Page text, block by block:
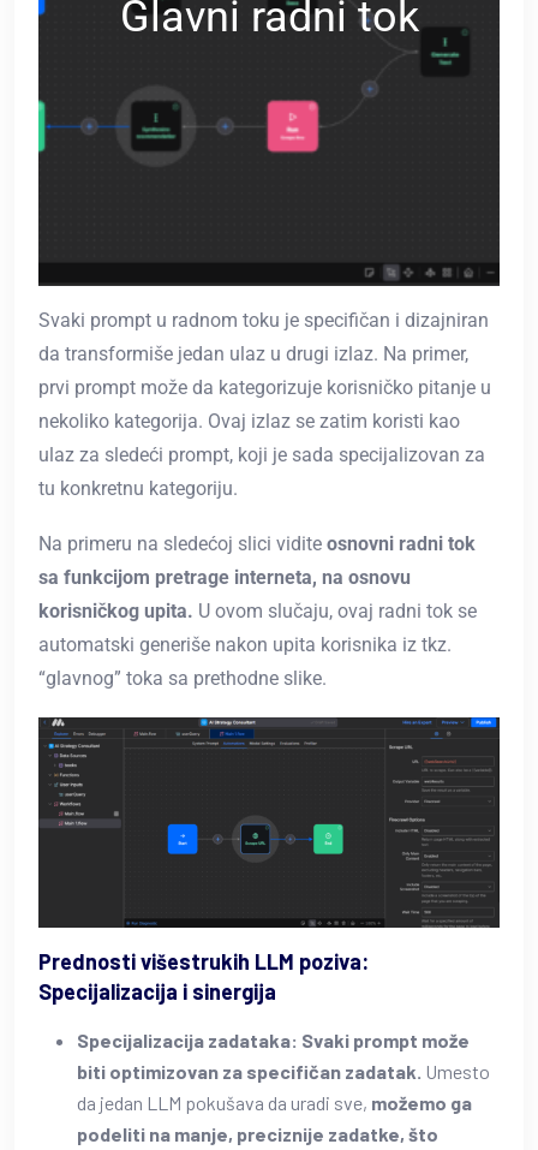
Glavni radni tok
Svaki prompt u radnom toku je specifičan i dizajniran
da transformiše jedan ulaz u drugi izlaz. Na primer,
prvi prompt može da kategorizuje korisničko pitanje u
nekoliko kategorija. Ovaj izlaz se zatim koristi kao
ulaz za sledeći prompt, koji je sada specijalizovan za
tu konkretnu kategoriju.
Na primeru na sledećoj slici vidite osnovni radni tok
sa funkcijom pretrage interneta, na osnovu
korisničkog upita. U ovom slučaju, ovaj radni tok se
automatski generiše nakon upita korisnika iz tkz.
“glavnog” toka sa prethodne slike.
Prednosti višestrukih LLM poziva:
Specijalizacija i sinergija
Specijalizacija zadataka: Svaki prompt može
biti optimizovan za specifičan zadatak. Umesto
da jedan LLM pokušava da uradi sve, možemo ga
podeliti na manje, preciznije zadatke, što